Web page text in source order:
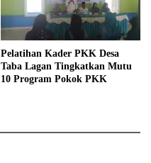
Pelatihan Kader PKK Desa
Taba Lagan Tingkatkan Mutu
10 Program Pokok PKK